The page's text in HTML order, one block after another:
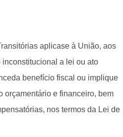
aplicase à União, aos
a lei ou ato
benefício fiscal ou implique
orçamentário e financeiro, bem
nos termos da Lei de